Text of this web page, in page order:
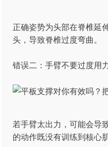
正确姿势为头部在脊椎延
头，导致脊椎过度弯曲。
错误二：手臂不要过度用
若手臂太出力，可能会导
的动作既没有训练到核心